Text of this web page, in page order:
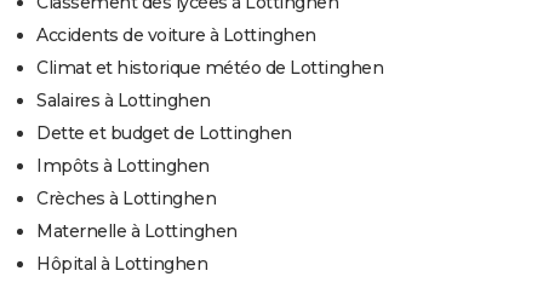
Accidents de voiture à Lottinghen
Climat et historique météo de Lottinghen
Salaires à Lottinghen
Dette et budget de Lottinghen
Impôts à Lottinghen
Crèches à Lottinghen
Maternelle à Lottinghen
Hôpital à Lottinghen